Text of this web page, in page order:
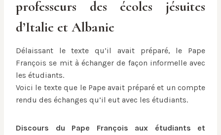
professeurs des écoles jésuites
d’Italie et Albanie
Délaissant le texte qu’il avait préparé, le Pape
François se mit à échanger de façon informelle avec
les étudiants.
Voici le texte que le Pape avait préparé et un compte
rendu des échanges qu’il eut avec les étudiants.
Discours du Pape François aux étudiants et